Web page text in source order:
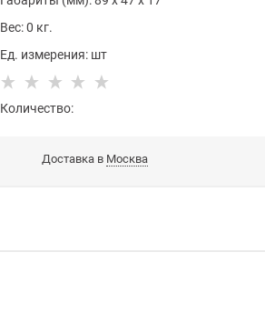
Вес: 0 кг.
Ед. измерения: шт
Количество:
Доставка в Москва